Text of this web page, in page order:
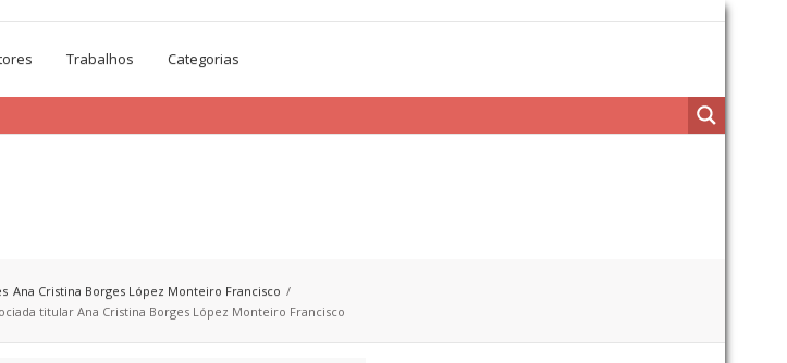
Trabalhos Categorias
Ana Cristina Borges López Monteiro Francisco
titular Ana Cristina Borges López Monteiro Francisco